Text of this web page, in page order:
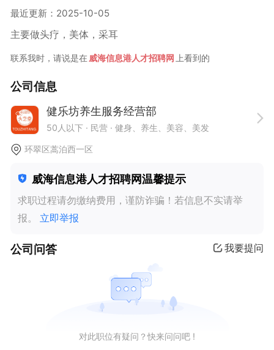
最近更新：2025-10-05
主要做头疗，美体，采耳
联系我时，请说是在 威海信息港人才招聘网 上看到的
公司信息
健乐坊养生服务经营部
50人以下 · 民营 · 健身、养生、美容、美发
环翠区蒿泊西一区
威海信息港人才招聘网温馨提示
求职过程请勿缴纳费用，谨防诈骗！若信息不实请举
报。 立即举报
公司问答 我要提问
对此职位有疑问？快来问问吧 !